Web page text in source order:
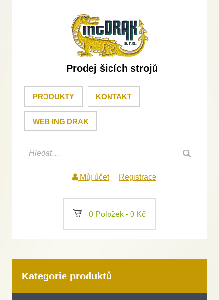
Prodej šicích strojů
PRODUKTY KONTAKT
WEB ING DRAK
Můj účet Registrace
a 0 Položek - 0 Kč
Kategorie produktů